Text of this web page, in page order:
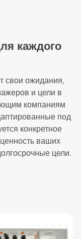
каждого
свои ожидания,
и цели в
компаниям
под
конкретное
ваших
цели.